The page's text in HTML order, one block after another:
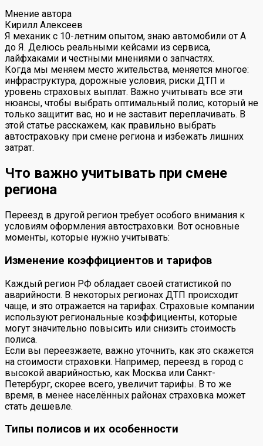
Мнение автора
Кирилл Алексеев
Я механик с 10-летним опытом, знаю автомобили от А
до Я. Делюсь реальными кейсами из сервиса,
лайфхаками и честными мнениями о запчастях.
Когда мы меняем место жительства, меняется многое:
инфраструктура, дорожные условия, риски ДТП и
уровень страховых выплат. Важно учитывать все эти
нюансы, чтобы выбрать оптимальный полис, который не
только защитит вас, но и не заставит переплачивать. В
этой статье расскажем, как правильно выбрать
автостраховку при смене региона и избежать лишних
затрат.
Что важно учитывать при смене
региона
Переезд в другой регион требует особого внимания к
условиям оформления автостраховки. Вот основные
моменты, которые нужно учитывать:
Изменение коэффициентов и тарифов
Каждый регион РФ обладает своей статистикой по
аварийности. В некоторых регионах ДТП происходит
чаще, и это отражается на тарифах. Страховые компании
используют региональные коэффициенты, которые
могут значительно повысить или снизить стоимость
полиса.
Если вы переезжаете, важно уточнить, как это скажется
на стоимости страховки. Например, переезд в город с
высокой аварийностью, как Москва или Санкт-
Петербург, скорее всего, увеличит тарифы. В то же
время, в менее населённых районах страховка может
стать дешевле.
Типы полисов и их особенности